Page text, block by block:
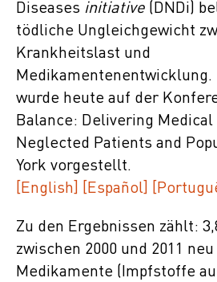
Diseases initiative (DNDi)
tödliche Ungleichgewicht
Krankheitslast und
Medikamentenentwicklung.
wurde heute auf der
Balance: Delivering
Neglected Patients and
York vorgestellt.
[English] [Español]
Zu den Ergebnissen zählt:
zwischen 2000 und 2011
Medikamente (Impfstoffe